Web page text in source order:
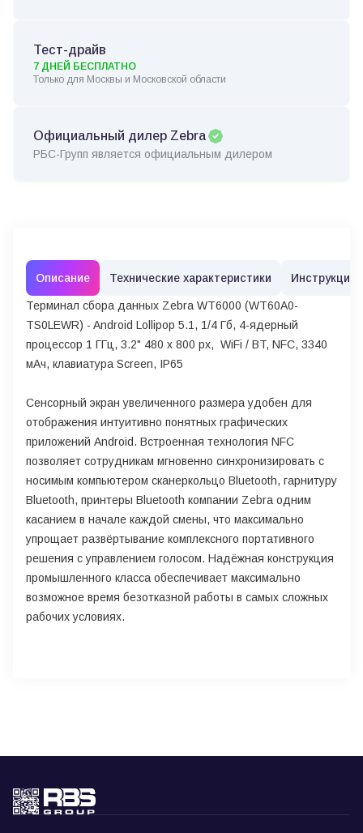
Тест-драйв
7 ДНЕЙ БЕСПЛАТНО
Только для Москвы и Московской области
Официальный дилер Zebra
РБС-Групп является официальным дилером
Описание Технические характеристики Инструкции
Терминал сбора данных Zebra WT6000 (WT60A0-
TS0LEWR) - Android Lollipop 5.1, 1/4 Гб, 4-ядерный
процессор 1 ГГц, 3.2" 480 x 800 px, WiFi / BT, NFC, 3340
мАч, клавиатура Screen, IP65
Сенсорный экран увеличенного размера удобен для
отображения интуитивно понятных графических
приложений Android. Встроенная технология NFC
позволяет сотрудникам мгновенно синхронизировать с
носимым компьютером сканеркольцо Bluetooth, гарнитуру
Bluetooth, принтеры Bluetooth компании Zebra одним
касанием в начале каждой смены, что максимально
упрощает развёртывание комплексного портативного
решения с управлением голосом. Надёжная конструкция
промышленного класса обеспечивает максимально
возможное время безотказной работы в самых сложных
рабочих условиях.